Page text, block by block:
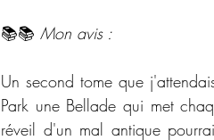
📚📚 Mon avis :
Un second tome que
Park une Bellade qui met
réveil d'un mal antique